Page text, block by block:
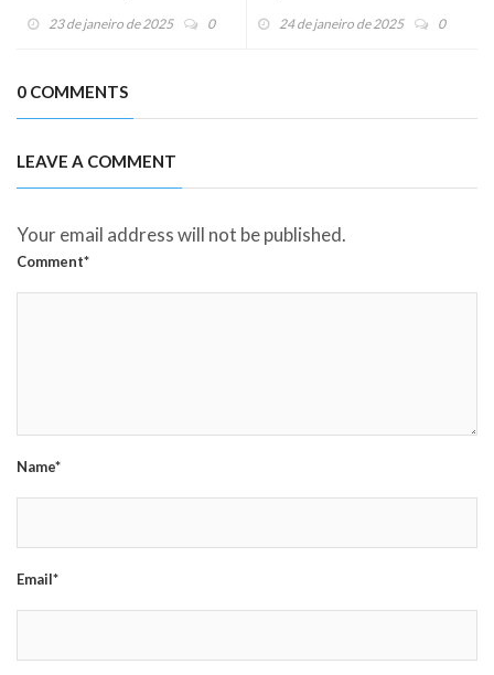
23 de janeiro de 2025 0 24 de janeiro de 2025 0
0 COMMENTS
LEAVE A COMMENT
Your email address will not be published.
Comment*
Name*
Email*